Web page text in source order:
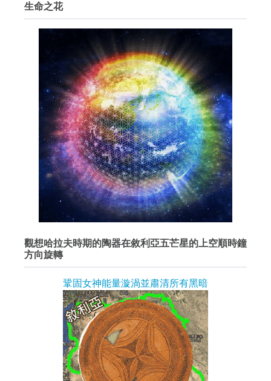
生命之花
觀想哈拉夫時期的陶器在敘利亞五芒星的上空順時鐘
方向旋轉
鞏固女神能量漩渦並肅清所有黑暗